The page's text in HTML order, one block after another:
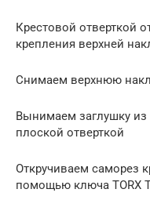
Крестовой отверткой
крепления верхней
Снимаем верхнюю
Вынимаем заглушку из
плоской отверткой
Откручиваем саморез
помощью ключа TORX